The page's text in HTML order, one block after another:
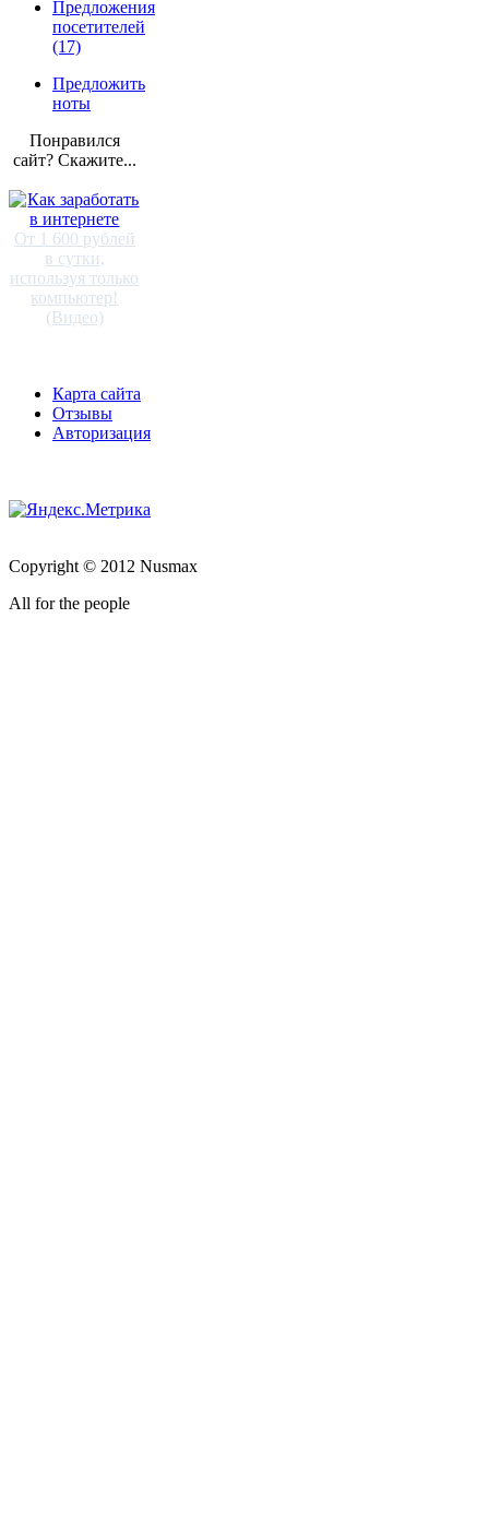
Предложения
посетителей
(17)
Предложить
ноты
Понравился
сайт? Скажите...
От 1 600 рублей
в сутки,
используя только
компьютер!
(Видео)
Карта сайта
Отзывы
Авторизация
Copyright © 2012 Nusmax
All for the people